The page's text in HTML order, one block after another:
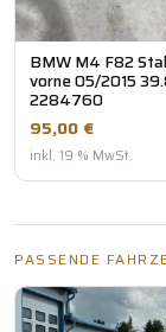
BMW M4 F82
vorne 05/2015
2284760
95,00 €
inkl. 19 % MwSt.
PASSENDE